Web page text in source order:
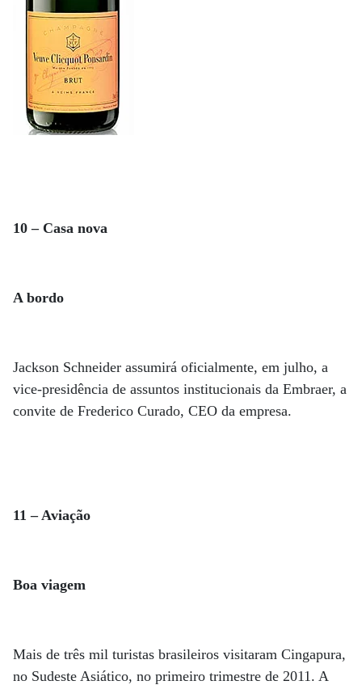
10 – Casa nova
A bordo
Jackson Schneider assumirá oficialmente, em julho, a
vice-presidência de assuntos institucionais da Embraer, a
convite de Frederico Curado, CEO da empresa.
11 – Aviação
Boa viagem
Mais de três mil turistas brasileiros visitaram Cingapura,
no Sudeste Asiático, no primeiro trimestre de 2011. A